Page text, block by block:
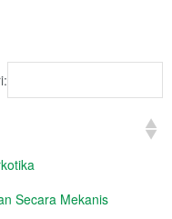
Secara Mekanis